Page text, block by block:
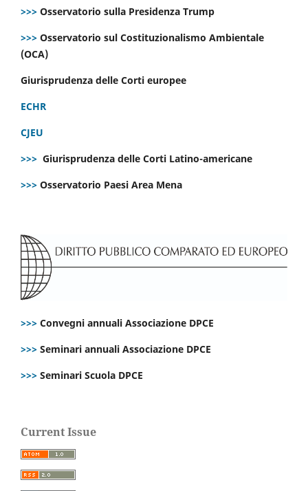
>>> Osservatorio sulla Presidenza Trump
>>> Osservatorio sul Costituzionalismo Ambientale
(OCA)
Giurisprudenza delle Corti europee
ECHR
CJEU
>>> Giurisprudenza delle Corti Latino-americane
>>> Osservatorio Paesi Area Mena
>>> Convegni annuali Associazione DPCE
>>> Seminari annuali Associazione DPCE
>>> Seminari Scuola DPCE
Current Issue